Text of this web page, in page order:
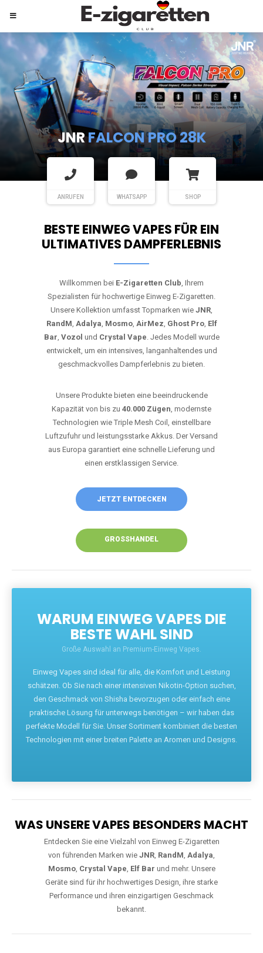
JNRSHISHA HOOKAH MAX
ANRUFEN WHATSAPP SHOP
BESTE EINWEG VAPES FÜR EIN
ULTIMATIVES DAMPFERLEBNIS
Willkommen bei E-Zigaretten Club, Ihrem
Spezialisten für hochwertige Einweg E-Zigaretten.
Unsere Kollektion umfasst Topmarken wie JNR,
RandM, Adalya, Mosmo, AirMez, Ghost Pro, Elf
Bar, Vozol und Crystal Vape. Jedes Modell wurde
entwickelt, um ein intensives, langanhaltendes und
geschmackvolles Dampferlebnis zu bieten.
Unsere Produkte bieten eine beeindruckende
Kapazität von bis zu 40.000 Zügen, modernste
Technologien wie Triple Mesh Coil, einstellbare
Luftzufuhr und leistungsstarke Akkus. Der Versand
aus Europa garantiert eine schnelle Lieferung und
einen erstklassigen Service.
JETZT ENTDECKEN
GROSSHANDEL
WARUM EINWEG VAPES DIE
BESTE WAHL SIND
Große Auswahl an Premium-Einweg Vapes.
Einweg Vapes sind ideal für alle, die Komfort und Leistung
schätzen. Ob Sie nach einer intensiven Nikotin-Option suchen,
den Geschmack von Shisha bevorzugen oder einfach eine
praktische Lösung für unterwegs benötigen – wir haben das
perfekte Modell für Sie. Unser Sortiment kombiniert die besten
Technologien mit einer breiten Palette an Aromen und Designs.
WAS UNSERE VAPES BESONDERS MACHT
Entdecken Sie eine Vielzahl von Einweg E-Zigaretten
von führenden Marken wie JNR, RandM, Adalya,
Mosmo, Crystal Vape, Elf Bar und mehr. Unsere
Geräte sind für ihr hochwertiges Design, ihre starke
Performance und ihren einzigartigen Geschmack
bekannt.